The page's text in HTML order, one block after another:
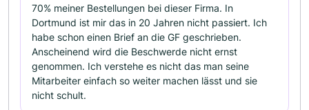
70% meiner Bestellungen bei dieser Firma. In
Dortmund ist mir das in 20 Jahren nicht passiert. Ich
habe schon einen Brief an die GF geschrieben.
Anscheinend wird die Beschwerde nicht ernst
genommen. Ich verstehe es nicht das man seine
Mitarbeiter einfach so weiter machen lässt und sie
nicht schult.